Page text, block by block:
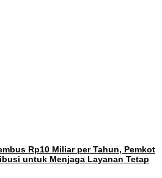
Rp10 Miliar per Tahun, Pemkot
untuk Menjaga Layanan Tetap